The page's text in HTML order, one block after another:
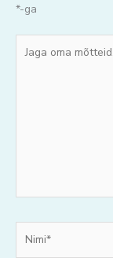
*-ga
oma